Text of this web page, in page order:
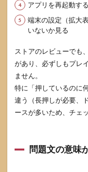
アプリを再起動する
端末の設定（拡大
いないか見る
ストアのレビューでも
があり、必ずしもプレ
ません。
特に「押しているのに
違う（長押しが必要、
ースが多いため、チェ
問題文の意味